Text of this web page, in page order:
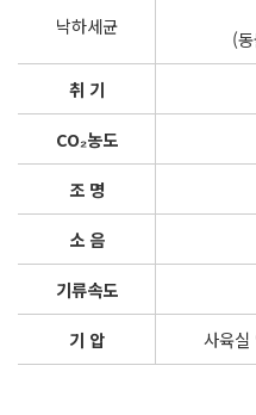
낙하세균
(
취 기
CO₂농도
조 명
소 음
기류속도
기 압
사육